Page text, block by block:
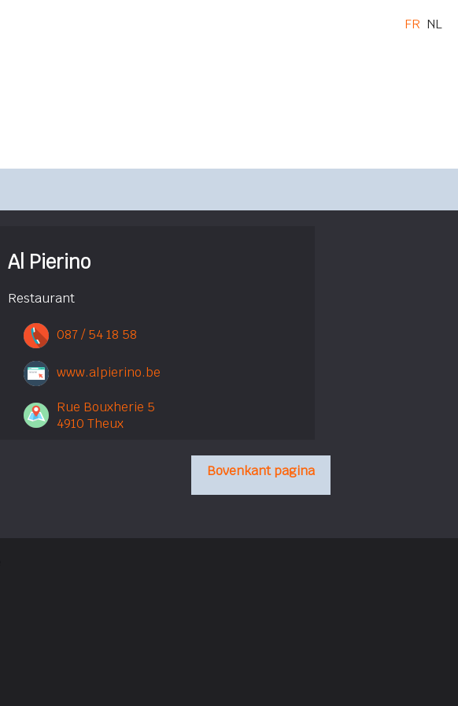
FR NL
Al Pierino
Restaurant
087 / 54 18 58
www.alpierino.be
Rue Bouxherie 5
4910 Theux
Bovenkant pagina